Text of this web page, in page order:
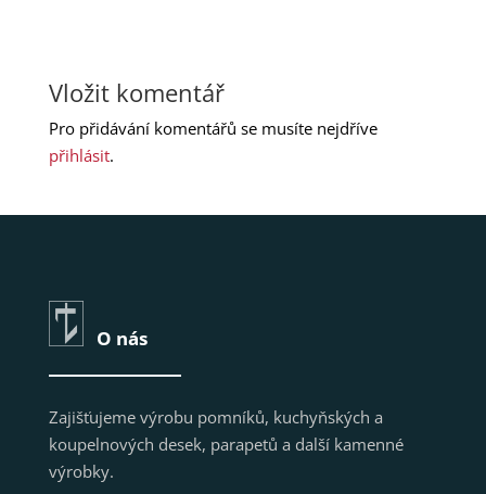
Vložit komentář
Pro přidávání komentářů se musíte nejdříve
přihlásit.
O nás
Zajišťujeme výrobu pomníků, kuchyňských a
koupelnových desek, parapetů a další kamenné
výrobky.